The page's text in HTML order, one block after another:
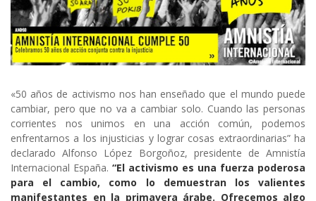
«50 años de activismo nos han enseñado que el mundo puede
cambiar, pero que no va a cambiar solo. Cuando las personas
corrientes nos unimos en una acción común, podemos
enfrentarnos a los injusticias y lograr cosas extraordinarias” ha
declarado Alfonso López Borgoñoz, presidente de Amnistía
Internacional España. “El activismo es una fuerza poderosa
para el cambio, como lo demuestran los valientes
manifestantes en la primavera árabe. Ofrecemos algo